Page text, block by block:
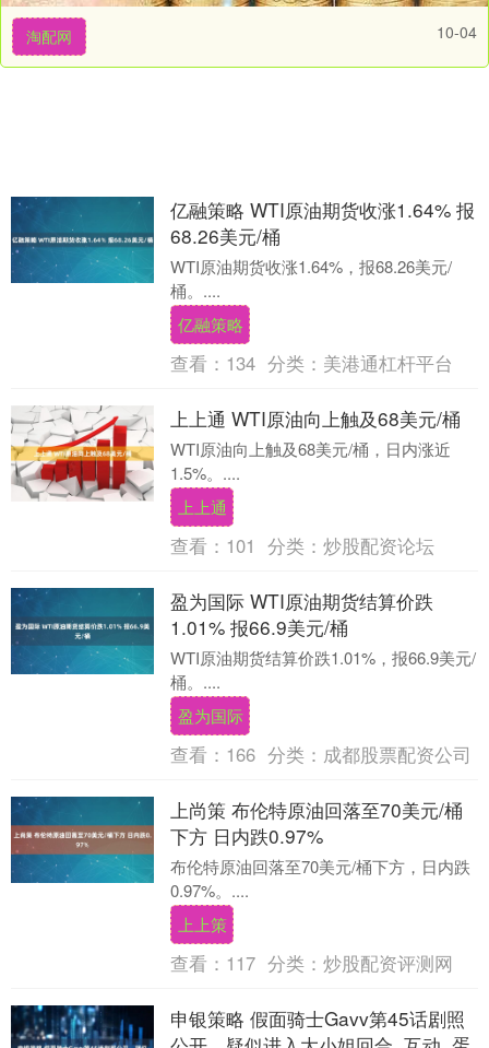
淘配网 10-04
亿融策略 WTI原油期货收涨1.64% 报
68.26美元/桶
WTI原油期货收涨1.64%，报68.26美元/
桶。....
亿融策略
查看： 134 分类： 美港通杠杆平台
上上通 WTI原油向上触及68美元/桶
WTI原油向上触及68美元/桶，日内涨近
1.5%。....
上上通
查看： 101 分类： 炒股配资论坛
盈为国际 WTI原油期货结算价跌
1.01% 报66.9美元/桶
WTI原油期货结算价跌1.01%，报66.9美元/
桶。....
盈为国际
查看： 166 分类： 成都股票配资公司
上尚策 布伦特原油回落至70美元/桶
下方 日内跌0.97%
布伦特原油回落至70美元/桶下方，日内跌
0.97%。....
上上策
查看： 117 分类： 炒股配资评测网
申银策略 假面骑士Gavv第45话剧照